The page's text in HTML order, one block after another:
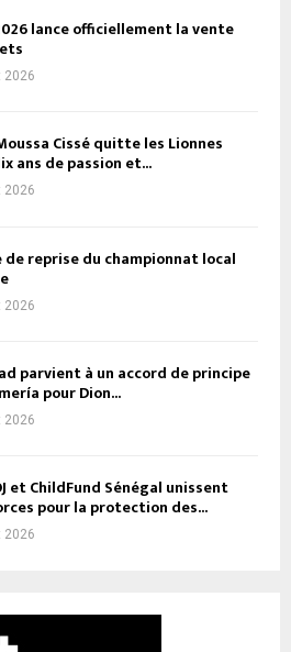
lance officiellement la vente
2026
Cissé quitte les Lionnes
ans de passion et...
2026
de reprise du championnat local
2026
parvient à un accord de principe
pour Dion...
2026
et ChildFund Sénégal unissent
pour la protection des...
2026